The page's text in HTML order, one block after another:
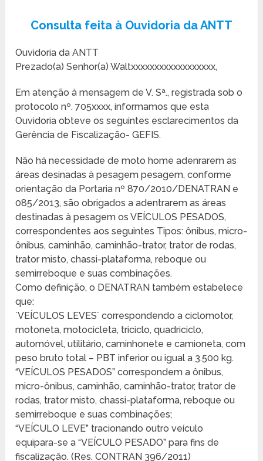
Consulta feita à Ouvidoria da ANTT
Ouvidoria da ANTT
Prezado(a) Senhor(a) Waltxxxxxxxxxxxxxxxxxx,
Em atenção à mensagem de V. Sª., registrada sob o
protocolo nº. 705xxxx, informamos que esta
Ouvidoria obteve os seguintes esclarecimentos da
Gerência de Fiscalização- GEFIS.
Não há necessidade de moto home adenrarem as
áreas desinadas à pesagem pesagem, conforme
orientação da Portaria nº 870/2010/DENATRAN e
085/2013, são obrigados a adentrarem as áreas
destinadas à pesagem os VEÍCULOS PESADOS,
correspondentes aos seguintes Tipos: ônibus, micro-
ônibus, caminhão, caminhão-trator, trator de rodas,
trator misto, chassi-plataforma, reboque ou
semirreboque e suas combinações.
Como definição, o DENATRAN também estabelece
que:
´VEÍCULOS LEVES´ correspondendo a ciclomotor,
motoneta, motocicleta, triciclo, quadriciclo,
automóvel, utilitário, caminhonete e camioneta, com
peso bruto total – PBT inferior ou igual a 3.500 kg.
“VEÍCULOS PESADOS” correspondem a ônibus,
micro-ônibus, caminhão, caminhão-trator, trator de
rodas, trator misto, chassi-plataforma, reboque ou
semirreboque e suas combinações;
“VEÍCULO LEVE” tracionando outro veículo
equipara-se a “VEÍCULO PESADO” para fins de
fiscalização. (Res. CONTRAN 396/2011)